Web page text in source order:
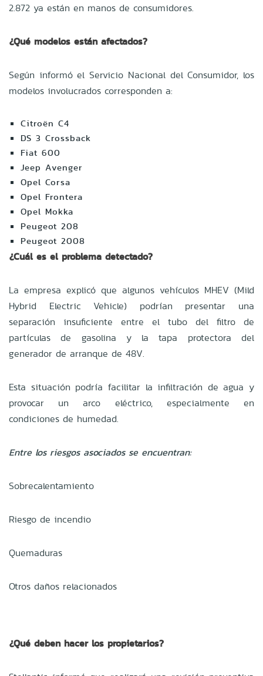
2.872 ya están en manos de consumidores.
¿Qué modelos están afectados?
Según informó el Servicio Nacional del Consumidor, los
modelos involucrados corresponden a:
Citroën C4
DS 3 Crossback
Fiat 600
Jeep Avenger
Opel Corsa
Opel Frontera
Opel Mokka
Peugeot 208
Peugeot 2008
¿Cuál es el problema detectado?
La empresa explicó que algunos vehículos MHEV (Mild
Hybrid Electric Vehicle) podrían presentar una
separación insuficiente entre el tubo del filtro de
partículas de gasolina y la tapa protectora del
generador de arranque de 48V.
Esta situación podría facilitar la infiltración de agua y
provocar un arco eléctrico, especialmente en
condiciones de humedad.
Entre los riesgos asociados se encuentran:
Sobrecalentamiento
Riesgo de incendio
Quemaduras
Otros daños relacionados
¿Qué deben hacer los propietarios?